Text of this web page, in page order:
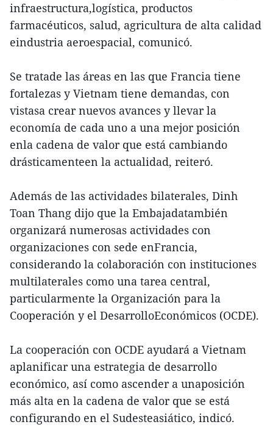
infraestructura,logística, productos
farmacéuticos, salud, agricultura de alta calidad
eindustria aeroespacial, comunicó.
Se tratade las áreas en las que Francia tiene
fortalezas y Vietnam tiene demandas, con
vistasa crear nuevos avances y llevar la
economía de cada uno a una mejor posición
enla cadena de valor que está cambiando
drásticamenteen la actualidad, reiteró.
Además de las actividades bilaterales, Dinh
Toan Thang dijo que la Embajadatambién
organizará numerosas actividades con
organizaciones con sede enFrancia,
considerando la colaboración con instituciones
multilaterales como una tarea central,
particularmente la Organización para la
Cooperación y el DesarrolloEconómicos (OCDE).
La cooperación con OCDE ayudará a Vietnam
aplanificar una estrategia de desarrollo
económico, así como ascender a unaposición
más alta en la cadena de valor que se está
configurando en el Sudesteasiático, indicó.